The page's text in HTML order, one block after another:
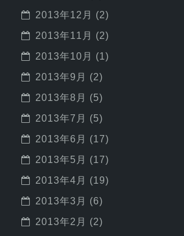
2013年12月
(2)
2013年11月
(2)
2013年10月
(1)
2013年9月
(2)
2013年8月
(5)
2013年7月
(5)
2013年6月
(17)
2013年5月
(17)
2013年4月
(19)
2013年3月
(6)
2013年2月
(2)